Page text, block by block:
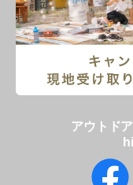
アウトド